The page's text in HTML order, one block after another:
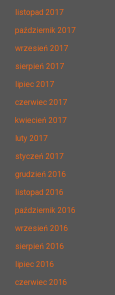
listopad 2017
październik 2017
wrzesień 2017
sierpień 2017
lipiec 2017
czerwiec 2017
kwiecień 2017
luty 2017
styczeń 2017
grudzień 2016
listopad 2016
październik 2016
wrzesień 2016
sierpień 2016
lipiec 2016
czerwiec 2016